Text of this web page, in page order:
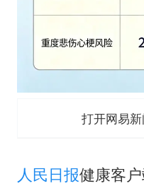
打开网易
人民日报健康客